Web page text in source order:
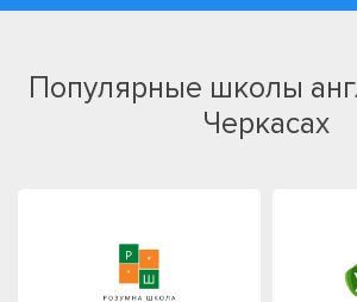
Популярные школы
Черкасах